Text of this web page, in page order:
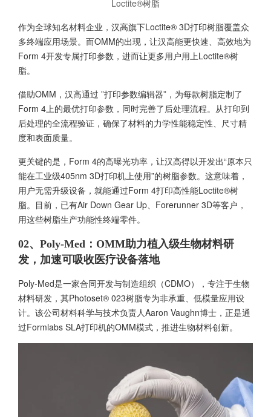
Loctite®树脂
作为全球知名材料企业，汉高旗下Loctite® 3D打印树脂覆盖众
多终端应用场景。而OMM的出现，让汉高能更快速、高效地为
Form 4开发专属打印参数，进而让更多用户用上Loctite®树
脂。
借助OMM，汉高通过 ”打印参数编辑器”，为每款树脂定制了
Form 4上的最优打印参数，同时完善了后处理流程。从打印到
后处理的全流程验证，确保了材料的力学性能稳定性、尺寸精
度和表面质量。
更关键的是，Form 4的高曝光功率，让汉高得以开发出“原本只
能在工业级405nm 3D打印机上使用”的树脂参数。这意味着，
用户无需升级设备，就能通过Form 4打印高性能Loctite®树
脂。目前，已有Air Down Gear Up、Forerunner 3D等客户，
用这些树脂生产功能性终端零件。
02、Poly-Med：OMM助力植入级生物材料研
发，加速可吸收医疗设备落地
Poly-Med是一家合同开发与制造组织（CDMO），专注于生物
材料研发，其Photoset® 023树脂专为非承重、低模量应用设
计。该公司材料科学与技术负责人Aaron Vaughn博士，正是通
过Formlabs SLA打印机的OMM模式，推进生物材料创新。